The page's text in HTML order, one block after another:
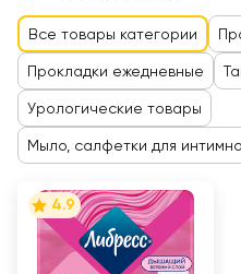
Все товары категории
Прокладки ежедневные
Урологические товары
Мыло, салфетки для
4.9